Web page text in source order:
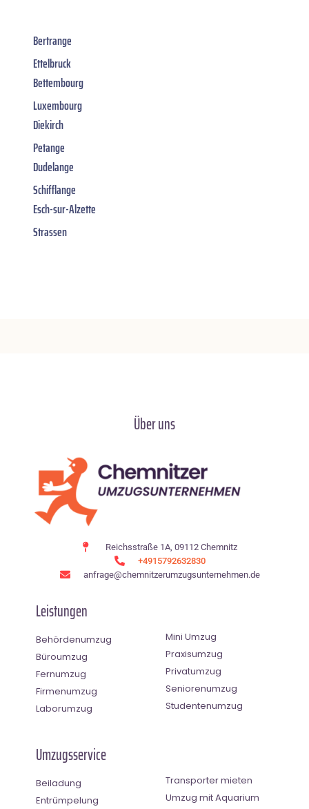
Bertrange
Ettelbruck
Bettembourg
Luxembourg
Diekirch
Petange
Dudelange
Schifflange
Esch-sur-Alzette
Strassen
Über uns
Reichsstraße 1A, 09112 Chemnitz
+4915792632830
anfrage@chemnitzerumzugsunternehmen.de
Leistungen
Behördenumzug
Büroumzug
Fernumzug
Firmenumzug
Laborumzug
Mini Umzug
Praxisumzug
Privatumzug
Seniorenumzug
Studentenumzug
Umzugsservice
Beiladung
Entrümpelung
Transporter mieten
Umzug mit Aquarium